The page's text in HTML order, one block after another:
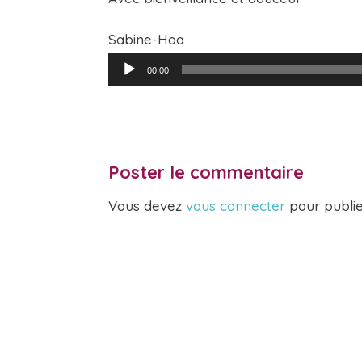
Sabine-Hoa
Lecteur00:00
Poster le commentaire
Vous devezvous connecter pour